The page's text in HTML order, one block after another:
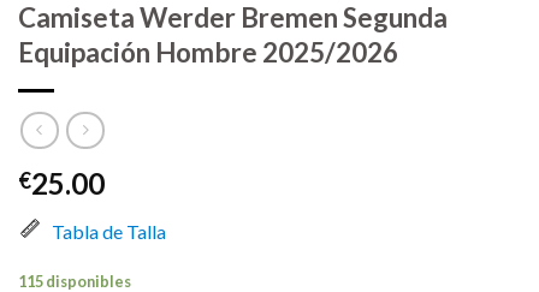
Camiseta Werder Bremen Segunda
Equipación Hombre 2025/2026
€25.00
Tabla de Talla
115 disponibles